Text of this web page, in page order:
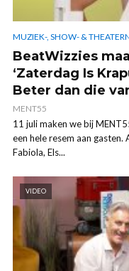
MUZIEK-, SHOW- &
BeatWizzies
‘Zaterdag Is
Beter dan die
MENT55
11 juli maken we bij
een hele resem aan gasten.
Fabiola, Els...
VIDEO